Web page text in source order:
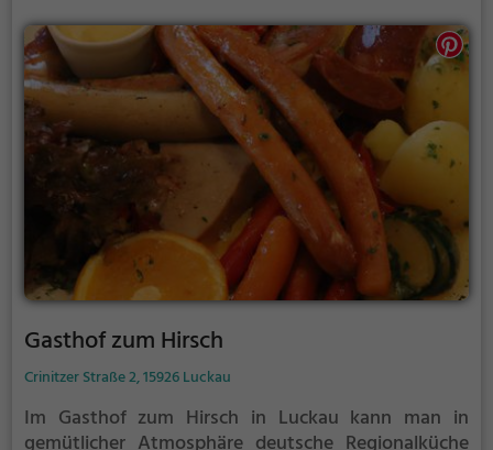
Gasthof zum Hirsch
Crinitzer Straße 2, 15926 Luckau
Im Gasthof zum Hirsch in Luckau kann man in
gemütlicher Atmosphäre deutsche Regionalküche